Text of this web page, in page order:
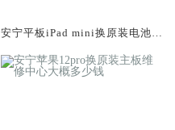
安宁平板iPad mini换原装电池维